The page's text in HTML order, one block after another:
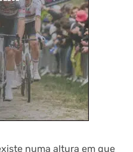
numa altura em que